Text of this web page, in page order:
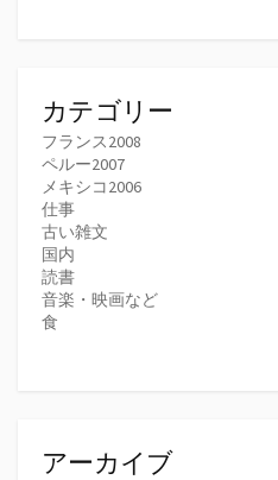
カテゴリー
フランス2008
ペルー2007
メキシコ2006
仕事
古い雑文
国内
読書
音楽・映画など
食
アーカイブ